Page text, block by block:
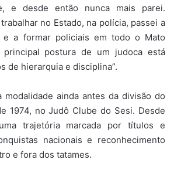
e desde então nunca mais parei.
no Estado, na polícia, passei a
a formar policiais em todo o Mato
postura de um judoca está
de hierarquia e disciplina”.
modalidade ainda antes da divisão do
1974, no Judô Clube do Sesi. Desde
trajetória marcada por títulos e
nacionais e reconhecimento
e fora dos tatames.